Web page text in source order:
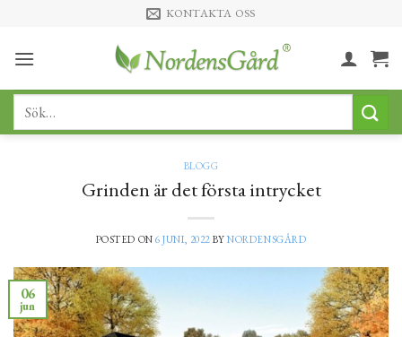
content
KONTAKTA OSS
Sök
BLOGG
Grinden är det första intrycket
POSTED ON6 JUNI, 2022 BYNORDENSGÅRD
06
jun